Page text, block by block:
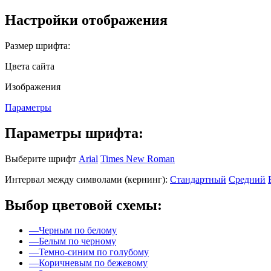
Настройки отображения
Размер шрифта:
Цвета сайта
Изображения
Параметры
Параметры шрифта:
Выберите шрифт Arial Times New Roman
Интервал между символами (кернинг): Стандартный Средний
Выбор цветовой схемы:
—Черным по белому
—Белым по черному
—Темно-синим по голубому
—Коричневым по бежевому